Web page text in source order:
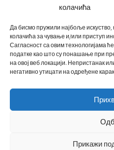
колачића
Да бисмо пружили најбоље искуство,
колачића за чување и/или приступ
Сагласност са овим технологијама
податке као што су понашање при
на овој веб локацији. Непристанак
негативно утицати на одређене
Прикажи
Evropska kajakaška
Rezultati na nacionalnim
Rezultati na međunarodnim
Kontakt